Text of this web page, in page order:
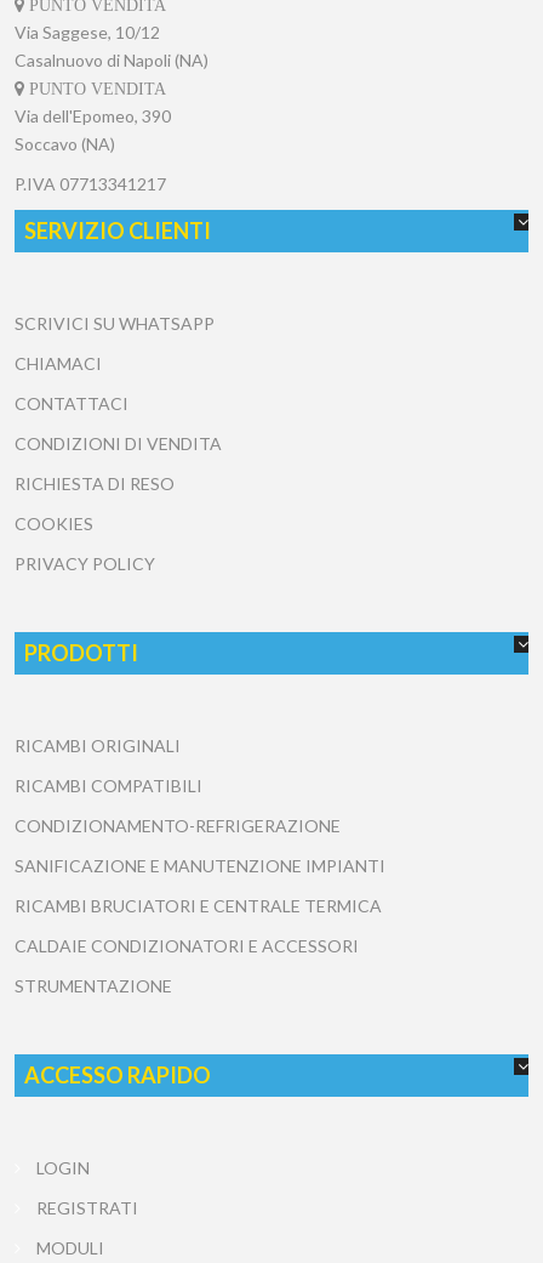
PUNTO VENDITA
Via Saggese, 10/12
Casalnuovo di Napoli (NA)
PUNTO VENDITA
Via dell'Epomeo, 390
Soccavo (NA)
P.IVA 07713341217
SERVIZIO CLIENTI
SCRIVICI SU WHATSAPP
CHIAMACI
CONTATTACI
CONDIZIONI DI VENDITA
RICHIESTA DI RESO
COOKIES
PRIVACY POLICY
PRODOTTI
RICAMBI ORIGINALI
RICAMBI COMPATIBILI
CONDIZIONAMENTO-REFRIGERAZIONE
SANIFICAZIONE E MANUTENZIONE IMPIANTI
RICAMBI BRUCIATORI E CENTRALE TERMICA
CALDAIE CONDIZIONATORI E ACCESSORI
STRUMENTAZIONE
ACCESSO RAPIDO
LOGIN
REGISTRATI
MODULI